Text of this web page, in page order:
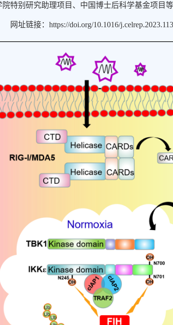
院特别研究助理项目、中国博士后科学基金项目等
网址链接： https://doi.org/10.1016/